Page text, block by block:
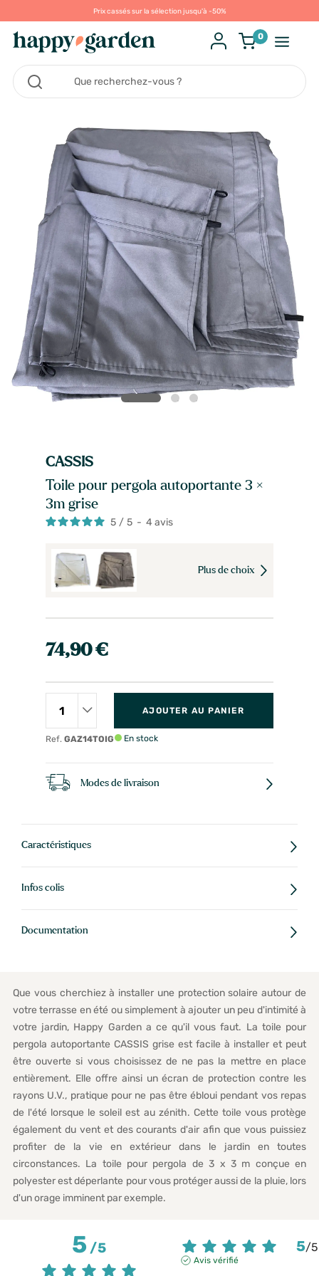
Prix cassés sur la sélection jusqu'à -50%
0
CASSIS
Toile pour pergola autoportante 3 ×
3m grise
5 / 5 - 4 avis
Plus de choix
74,90 €
Ref. GAZ14TOIG
AJOUTER AU PANIER
En stock
Modes de livraison
Caractéristiques
Infos colis
Documentation
Que vous cherchiez à installer une protection solaire autour de
votre terrasse en été ou simplement à ajouter un peu d'intimité à
votre jardin, Happy Garden a ce qu'il vous faut. La toile pour
pergola autoportante CASSIS grise est facile à installer et peut
être ouverte si vous choisissez de ne pas la mettre en place
entièrement. Elle offre ainsi un écran de protection contre les
rayons U.V., pratique pour ne pas être ébloui pendant vos repas
de l'été lorsque le soleil est au zénith. Cette toile vous protège
également du vent et des courants d'air afin que vous puissiez
profiter de la vie en extérieur dans le jardin en toutes
circonstances. La toile pour pergola de 3 x 3 m conçue en
polyester est déperlante pour vous protéger aussi de la pluie, lors
d'un orage imminent par exemple.
5/5 5/5
Avis vérifié